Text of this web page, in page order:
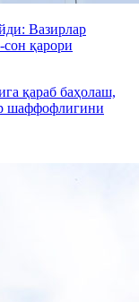
Вазирлар
қарори
қараб баҳолаш,
шаффофлигини